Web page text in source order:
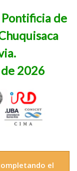
de
2026
el